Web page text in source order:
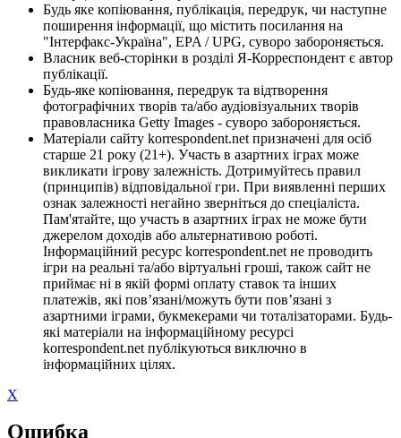
Будь яке копіювання, публікація, передрук, чи наступне
поширення інформації, що містить посилання на
"Інтерфакс-Україна", EPA / UPG, суворо забороняється.
Власник веб-сторінки в розділі Я-Корреспондент є автор
публікації.
Будь-яке копіювання, передрук та відтворення
фотографічних творів та/або аудіовізуальних творів
правовласника Getty Images - суворо забороняється.
Матеріали сайту korrespondent.net призначені для осіб
старше 21 року (21+). Участь в азартних іграх може
викликати ігрову залежність. Дотримуйтесь правил
(принципів) відповідальної гри. При виявленні перших
ознак залежності негайно зверніться до спеціаліста.
Пам'ятайте, що участь в азартних іграх не може бути
джерелом доходів або альтернативою роботі.
Інформаційний ресурс korrespondent.net не проводить
ігри на реальні та/або віртуальні гроші, також сайт не
приймає ні в якій формі оплату ставок та інших
платежів, які пов’язані/можуть бути пов’язані з
азартними іграми, букмекерами чи тоталізаторами. Будь-
які матеріали на інформаційному ресурсі
korrespondent.net публікуються виключно в
інформаційних цілях.
X
Ошибка